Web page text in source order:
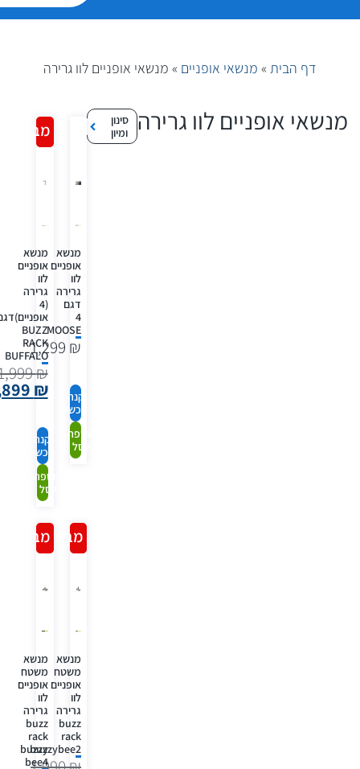
דף הבית » מנשאי אופניים » מנשאי אופניים לוו גרירה
מנשאי אופניים לוו גרירה
סינון
ומיון
מנשא
אופניים
לוו
גרירה
דגם
4
MOOSE
1,299 ₪
קנה
עכשיו
הוספה
לסל
מנשא
אופניים
לוו
גרירה
(4
BUZZ
RACK
BUFFALO
₪
₪
קנה
עכשיו
הוספה
לסל
מבצע!
מנשא
משטח
אופניים
לוו
גרירה
buzz
rack
buzzybee2
מבצע!
מנשא
משטח
אופניים
לוו
גרירה
buzz
rack
buzzy
bee4
מבצע!